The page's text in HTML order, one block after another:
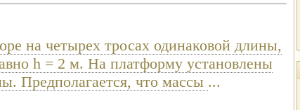
на четырех тросах одинаковой длины,
h = 2 м. На платформу установлены
Предполагается, что массы ...